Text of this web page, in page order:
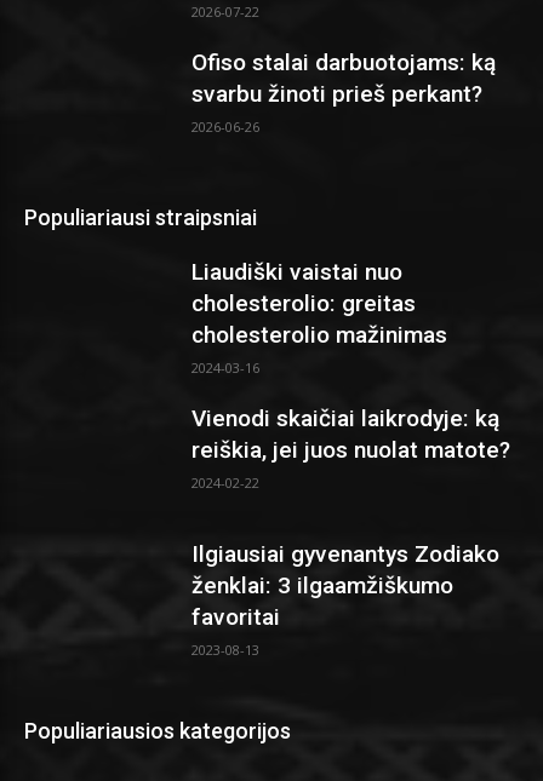
2026-07-22
Ofiso stalai darbuotojams: ką
svarbu žinoti prieš perkant?
2026-06-26
Populiariausi straipsniai
Liaudiški vaistai nuo
cholesterolio: greitas
cholesterolio mažinimas
2024-03-16
Vienodi skaičiai laikrodyje: ką
reiškia, jei juos nuolat matote?
2024-02-22
Ilgiausiai gyvenantys Zodiako
ženklai: 3 ilgaamžiškumo
favoritai
2023-08-13
Populiariausios kategorijos